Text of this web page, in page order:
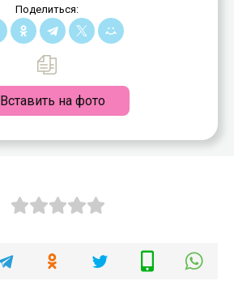
Поделиться:
Вставить на фото